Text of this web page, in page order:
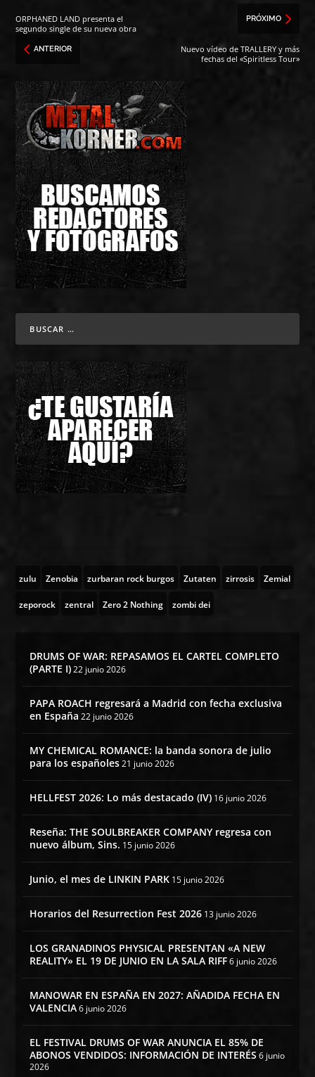
ORPHANED LAND presenta el
segundo single de su nueva obra
ANTERIOR
PRÓXIMO
Nuevo vídeo de TRALLERY y más
fechas del «Spiritless Tour»
zulu Zenobia zurbaran rock burgos Zutaten zirrosis Zemial
zeporock zentral Zero 2 Nothing zombi dei
DRUMS OF WAR: REPASAMOS EL CARTEL COMPLETO
(PARTE I) 22 junio 2026
PAPA ROACH regresará a Madrid con fecha exclusiva
en España 22 junio 2026
MY CHEMICAL ROMANCE: la banda sonora de julio
para los españoles 21 junio 2026
HELLFEST 2026: Lo más destacado (IV) 16 junio 2026
Reseña: THE SOULBREAKER COMPANY regresa con
nuevo álbum, Sins. 15 junio 2026
Junio, el mes de LINKIN PARK 15 junio 2026
Horarios del Resurrection Fest 2026 13 junio 2026
LOS GRANADINOS PHYSICAL PRESENTAN «A NEW
REALITY» EL 19 DE JUNIO EN LA SALA RIFF 6 junio 2026
MANOWAR EN ESPAÑA EN 2027: AÑADIDA FECHA EN
VALENCIA 6 junio 2026
EL FESTIVAL DRUMS OF WAR ANUNCIA EL 85% DE
ABONOS VENDIDOS: INFORMACIÓN DE INTERÉS 6 junio
2026